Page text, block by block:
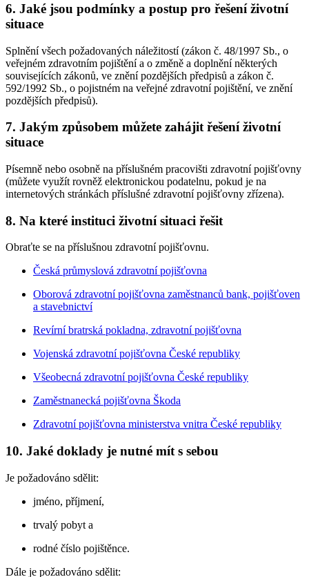
6. Jaké jsou podmínky a postup pro řešení životní
situace
Splnění všech požadovaných náležitostí (zákon č. 48/1997 Sb., o
veřejném zdravotním pojištění a o změně a doplnění některých
souvisejících zákonů, ve znění pozdějších předpisů a zákon č.
592/1992 Sb., o pojistném na veřejné zdravotní pojištění, ve znění
pozdějších předpisů).
7. Jakým způsobem můžete zahájit řešení životní
situace
Písemně nebo osobně na příslušném pracovišti zdravotní pojišťovny
(můžete využít rovněž elektronickou podatelnu, pokud je na
internetových stránkách příslušné zdravotní pojišťovny zřízena).
8. Na které instituci životní situaci řešit
Obraťte se na příslušnou zdravotní pojišťovnu.
Česká průmyslová zdravotní pojišťovna
Oborová zdravotní pojišťovna zaměstnanců bank, pojišťoven
a stavebnictví
Revírní bratrská pokladna, zdravotní pojišťovna
Vojenská zdravotní pojišťovna České republiky
Všeobecná zdravotní pojišťovna České republiky
Zaměstnanecká pojišťovna Škoda
Zdravotní pojišťovna ministerstva vnitra České republiky
10. Jaké doklady je nutné mít s sebou
Je požadováno sdělit:
jméno, příjmení,
trvalý pobyt a
rodné číslo pojištěnce.
Dále je požadováno sdělit: